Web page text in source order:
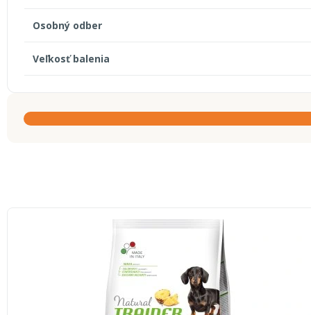
Osobný odber
Veľkosť balenia